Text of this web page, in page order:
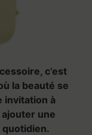
c’est
la beauté se
invitation à
une